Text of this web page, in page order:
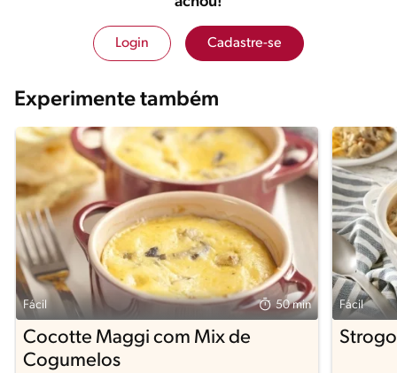
Login Cadastre-se
Experimente também
Fácil 50 min
Cocotte Maggi com Mix de
Cogumelos
Fácil